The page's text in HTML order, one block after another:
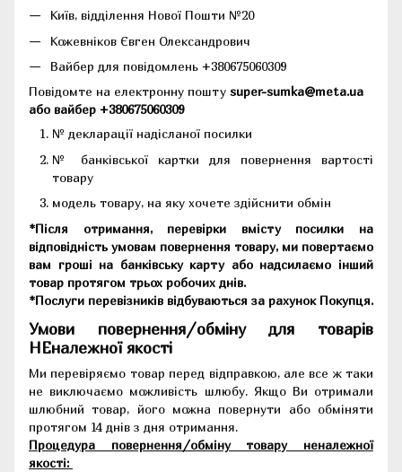
Київ, відділення Нової Пошти №20
Кожевніков Євген Олександрович
Вайбер для повідомлень +380675060309
Повідомте на електронну пошту super-sumka@meta.ua
або вайбер +380675060309
№ декларації надісланої посилки
№ банківської картки для повернення вартості
товару
модель товару, на яку хочете здійснити обмін
*Після отримання, перевірки вмісту посилки на
відповідність умовам повернення товару, ми повертаємо
вам гроші на банківську карту або надсилаємо інший
товар протягом трьох робочих днів.
*Послуги перевізників відбуваються за рахунок Покупця.
Умови повернення/обміну для товарів
НЕналежної якості
Ми перевіряємо товар перед відправкою, але все ж таки
не виключаємо можливість шлюбу. Якщо Ви отримали
шлюбний товар, його можна повернути або обміняти
протягом 14 днів з дня отримання.
Процедура повернення/обміну товару неналежної
якості: